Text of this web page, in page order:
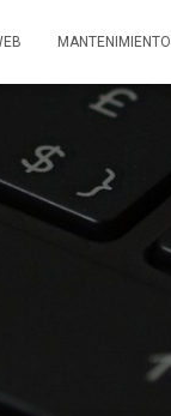
MANTENIMIENTO